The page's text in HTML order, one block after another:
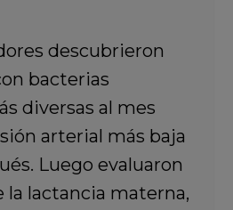
descubrieron
bacterias
diversas al mes
arterial más baja
Luego evaluaron
la lactancia materna,